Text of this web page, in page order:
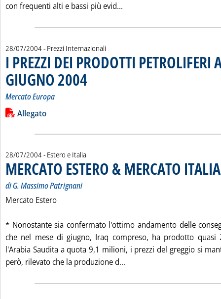
con frequenti alti e bassi più evid...
28/07/2004- Prezzi Internazionali
I PREZZI DEI PRODOTTI PETROLIFERI
GIUGNO 2004
Mercato Europa
Leggi tutta la notizia: 'I PREZZI DEI PRODOTTI PETROLIFERI
Lista allegati PDF alla notizia
Allegato
28/07/2004- Estero e Italia
MERCATO ESTERO & MERCATO ITALIA
di G. Massimo Patrignani
Mercato Estero
* Nonostante sia confermato l'ottimo andamento delle
che nel mese di giugno, Iraq compreso, ha prodotto
l'Arabia Saudita a quota 9,1 milioni, i prezzi del greggio si
però, rilevato che la produzione d...